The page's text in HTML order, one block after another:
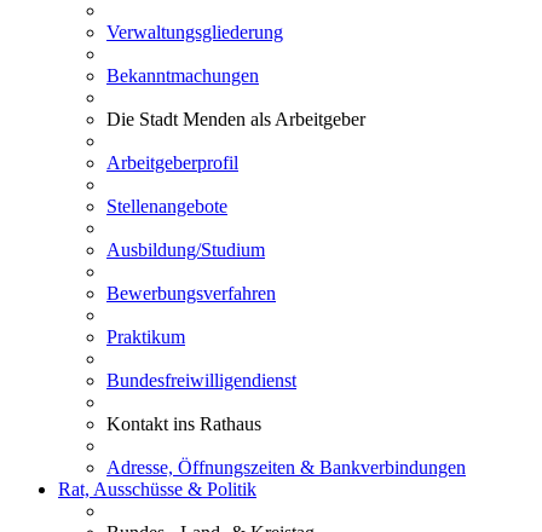
Verwaltungsgliederung
Bekanntmachungen
Die Stadt Menden als Arbeitgeber
Arbeitgeberprofil
Stellenangebote
Ausbildung/Studium
Bewerbungsverfahren
Praktikum
Bundesfreiwilligendienst
Kontakt ins Rathaus
Adresse, Öffnungszeiten & Bankverbindungen
Rat, Ausschüsse & Politik